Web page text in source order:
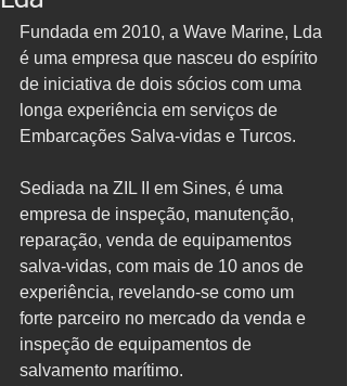
Fundada em 2010, a Wave Marine, Lda
é uma empresa que nasceu do espírito
de iniciativa de dois sócios com uma
longa experiência em serviços de
Embarcações Salva-vidas e Turcos.
Sediada na ZIL II em Sines, é uma
empresa de inspeção, manutenção,
reparação, venda de equipamentos
salva-vidas, com mais de 10 anos de
experiência, revelando-se como um
forte parceiro no mercado da venda e
inspeção de equipamentos de
salvamento marítimo.